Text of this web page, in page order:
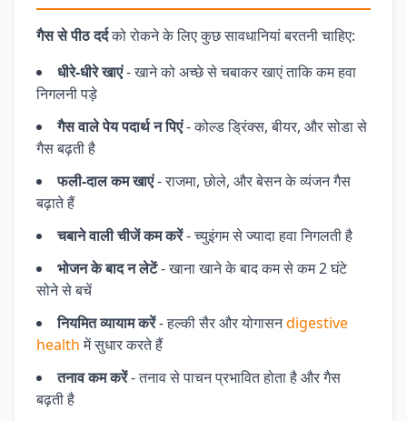
गैस से पीठ दर्दको रोकने के लिए कुछ सावधानियां बरतनी चाहिए:
धीरे-धीरे खाएं- खाने को अच्छे से चबाकर खाएं ताकि कम हवा
निगलनी पड़े
गैस वाले पेय पदार्थ न पिएं- कोल्ड ड्रिंक्स, बीयर, और सोडा से
गैस बढ़ती है
फली-दाल कम खाएं- राजमा, छोले, और बेसन के व्यंजन गैस
बढ़ाते हैं
चबाने वाली चीजें कम करें- च्युइंगम से ज्यादा हवा निगलती है
भोजन के बाद न लेटें- खाना खाने के बाद कम से कम 2 घंटे
सोने से बचें
नियमित व्यायाम करें- हल्की सैर और योगासनdigestive
healthमें सुधार करते हैं
तनाव कम करें- तनाव से पाचन प्रभावित होता है और गैस
बढ़ती है